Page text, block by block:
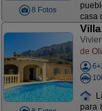
8 Fotos
casa
de
para